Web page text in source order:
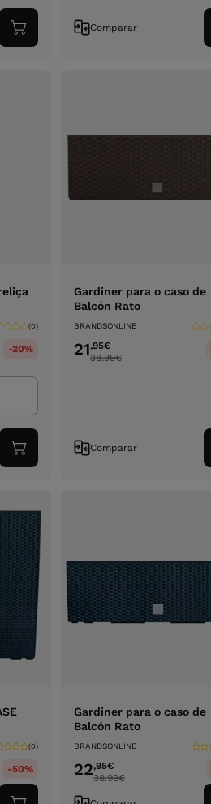
Adicionar
ao
Comparar
(0)
-20%
Adicionar
ao
Gardiner para o caso de
Balcón Rato
BRANDSONLINE
21,95€
38.99€
Comparar
(0)
-50%
Gardiner para o caso de
Balcón Rato
BRANDSONLINE
22,95€
38.99€